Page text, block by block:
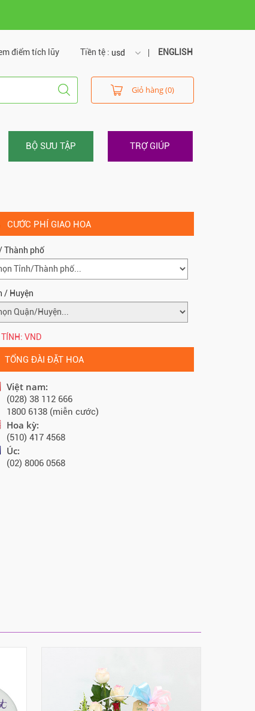
Tiền tệ : usd
usd
vnd
ENGLISH
điểm tích lũy
Giỏ hàng (0)
BỘ SƯU TẬP TRỢ GIÚP
CƯỚC PHÍ GIAO HOA
Thành phố
/ Huyện
TÍNH: VND
TỔNG ĐÀI ĐẶT HOA
Việt nam:
(028) 38 112 666
1800 6138 (miễn cước)
Hoa kỳ:
(510) 417 4568
Úc:
(02) 8006 0568